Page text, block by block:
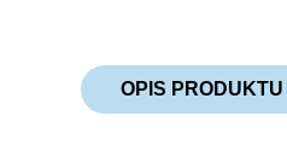
OPIS PRODUKTU